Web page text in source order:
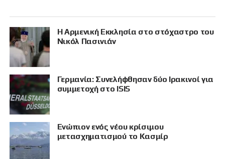
Η Αρμενική Εκκλησία στο στόχαστρο του
Νικόλ Πασινιάν
Γερμανία: Συνελήφθησαν δύο Ιρακινοί για
συμμετοχή στο ISIS
Eνώπιον ενός νέου κρίσιμου
μετασχηματισμού το Κασμίρ